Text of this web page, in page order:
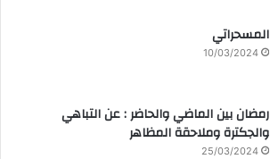
المسحراتي
10/03/2024
رمضان بين الماضي والحاضر : عن التباهي
والجكترة وملاحقة المظاهر
25/03/2024